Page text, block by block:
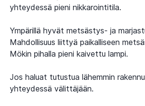
yhteydessä pieni nikkarointitila.
Ympärillä hyvät metsästys- ja
Mahdollisuus liittyä paikalliseen
Mökin pihalla pieni kaivettu lampi.
Jos haluat tutustua lähemmin
yhteydessä välittäjään.